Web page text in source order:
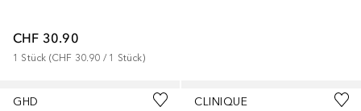
CHF 30.90
1 Stück (CHF 30.90 / 1 Stück)
GHD
CLINIQUE